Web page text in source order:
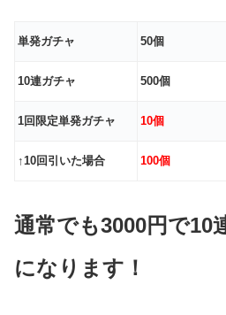
単発ガチャ 50個
10連ガチャ 500個
1回限定単発ガチャ 10個
↑10回引いた場合 100個
通常でも3000円で10
になります！